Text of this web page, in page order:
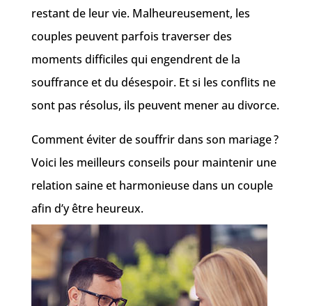
restant de leur vie. Malheureusement, les
couples peuvent parfois traverser des
moments difficiles qui engendrent de la
souffrance et du désespoir. Et si les conflits ne
sont pas résolus, ils peuvent mener au divorce.
Comment éviter de souffrir dans son mariage ?
Voici les meilleurs conseils pour maintenir une
relation saine et harmonieuse dans un couple
afin d’y être heureux.